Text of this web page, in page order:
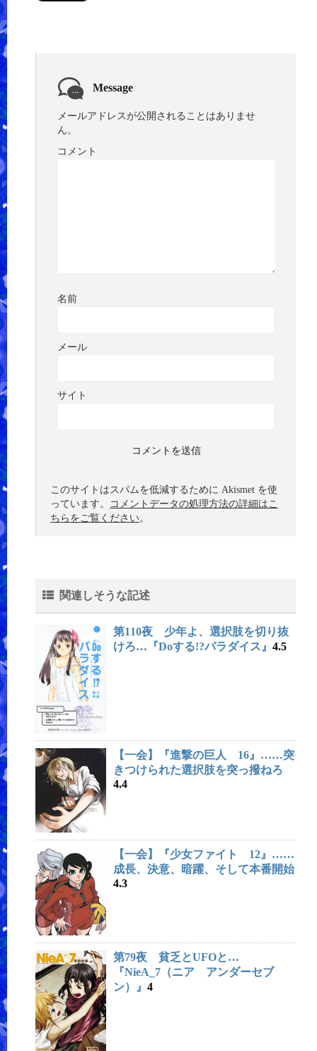
Message
メールアドレスが公開されることはありませ
ん。
コメント
名前
メール
サイト
このサイトはスパムを低減するために Akismet を使
っています。
コメントデータの処理方法の詳細はこ
ちらをご覧ください。
関連しそうな記述
第110夜 少年よ、選択肢を切り抜
けろ…『Doする!?パラダイス』 4.5
【一会】『進撃の巨人 16』……突
きつけられた選択肢を突っ撥ねろ
4.4
【一会】『少女ファイト 12』……
成長、決意、暗躍、そして本番開始
4.3
第79夜 貧乏とUFOと…
『NieA_7（ニア アンダーセブ
ン）』 4